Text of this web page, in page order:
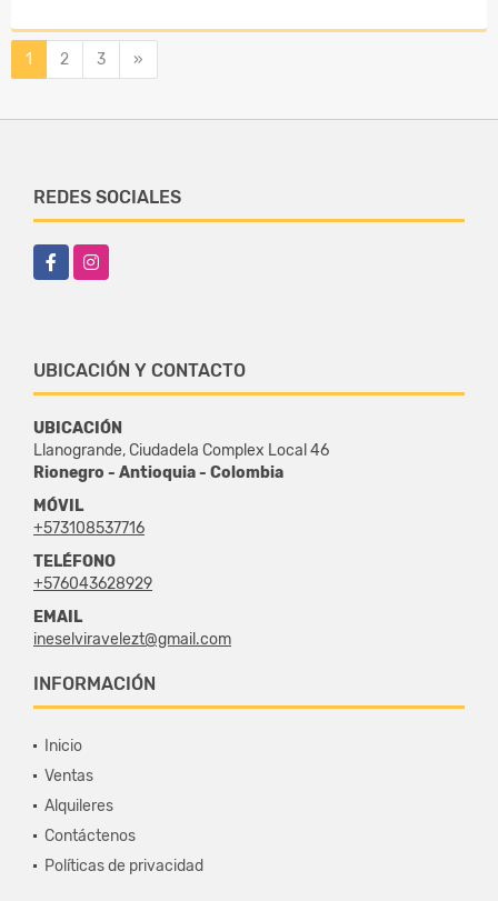
1 2 3 »
REDES SOCIALES
FacebookInstagram
UBICACIÓN Y CONTACTO
UBICACIÓN
Llanogrande, Ciudadela Complex Local 46
Rionegro - Antioquia - Colombia
MÓVIL
+573108537716
TELÉFONO
+576043628929
EMAIL
ineselviravelezt@gmail.com
INFORMACIÓN
Inicio
Ventas
Alquileres
Contáctenos
Políticas de privacidad